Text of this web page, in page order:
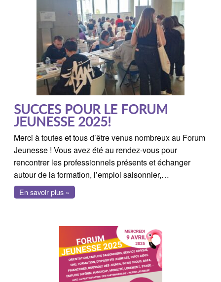
SUCCES POUR LE FORUM
JEUNESSE 2025!
Merci à toutes et tous d’être venus nombreux au Forum
Jeunesse ! Vous avez été au rendez-vous pour
rencontrer les professionnels présents et échanger
autour de la formation, l’emploi saisonnier,…
En savoir plus »